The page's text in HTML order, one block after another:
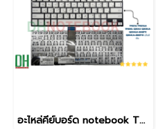
อะไหล่คีย์บอร์ด notebook TP301U แป้นสีเงิน (Silver) ตรงรุ่น เกรดคุณภาพ